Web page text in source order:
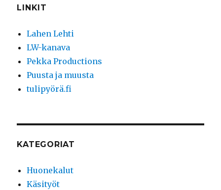
LINKIT
Lahen Lehti
LW-kanava
Pekka Productions
Puusta ja muusta
tulipyörä.fi
KATEGORIAT
Huonekalut
Käsityöt